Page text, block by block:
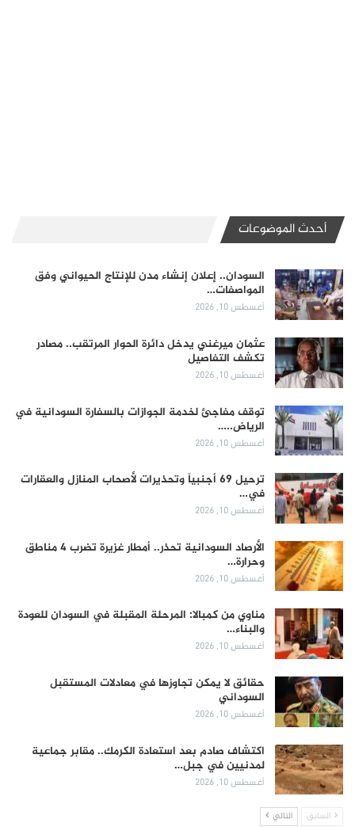
أحدث الموضوعات
السودان.. إعلان إنشاء مدن للإنتاج الحيواني وفق
المواصفات…
أغسطس 10, 2026
عثمان ميرغني يدخل دائرة الحوار المرتقب.. مصادر
تكشف التفاصيل
أغسطس 10, 2026
توقف مفاجئ لخدمة الجوازات بالسفارة السودانية في
الرياض..…
أغسطس 10, 2026
ترحيل 69 أجنبياً وتحذيرات لأصحاب المنازل والعقارات
في…
أغسطس 10, 2026
الأرصاد السودانية تحذر.. أمطار غزيرة تضرب 4 مناطق
وحرارة…
أغسطس 10, 2026
مناوي من كمبالا: المرحلة المقبلة في السودان للعودة
والبناء…
أغسطس 10, 2026
حقائق لا يمكن تجاوزها في معادلات المستقبل
السوداني
أغسطس 10, 2026
اكتشاف صادم بعد استعادة الكرمك.. مقابر جماعية
لمدنيين في جبل…
أغسطس 10, 2026
السابق التالي